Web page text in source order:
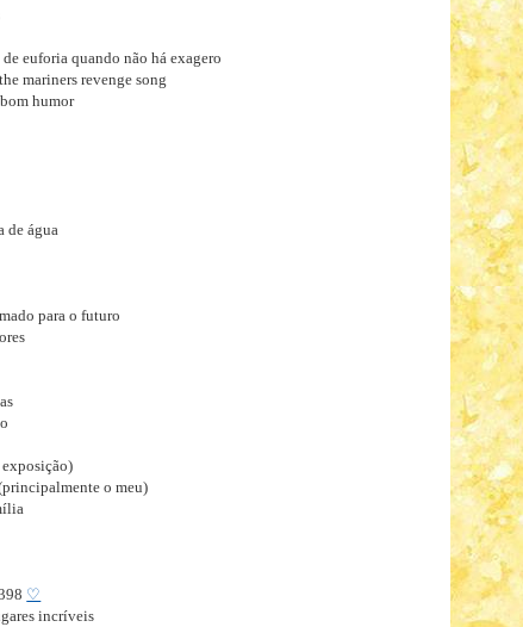
euforia quando não há exagero
mariners revenge song
humor
de água
para o futuro
o meu)
♡
incríveis